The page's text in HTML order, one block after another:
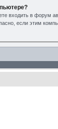
входить в форум
если этим